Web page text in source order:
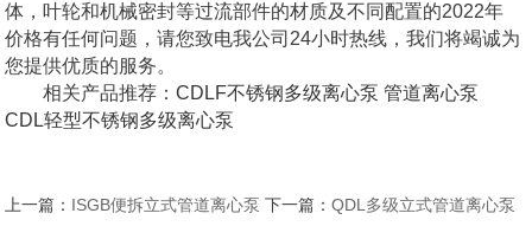
体，叶轮和机械密封等过流部件的材质及不同配置的2022年
价格有任何问题，请您致电我公司24小时热线，我们将竭诚为
您提供优质的服务。
相关产品推荐：CDLF不锈钢多级离心泵 管道离心泵
CDL轻型不锈钢多级离心泵
上一篇： ISGB便拆立式管道离心泵 下一篇：QDL多级立式管道离心泵